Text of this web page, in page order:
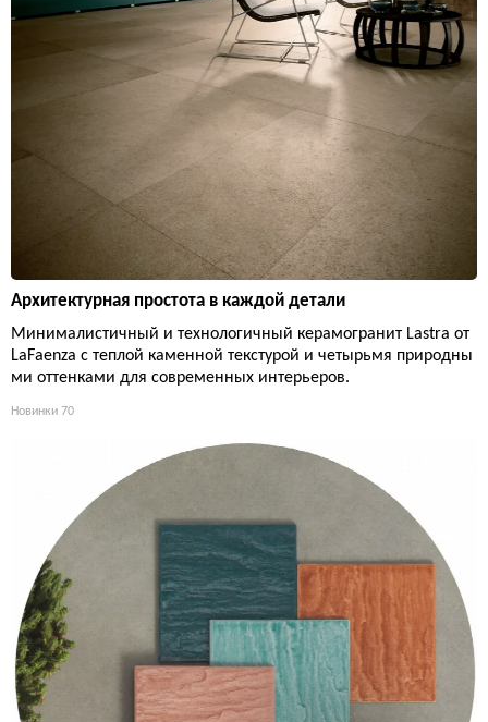
Архитектурная простота в каждой детали
Минималистичный и технологичный керамогранит Lastra от
LaFaenza с теплой каменной текстурой и четырьмя природны
ми оттенками для современных интерьеров.
Новинки 70